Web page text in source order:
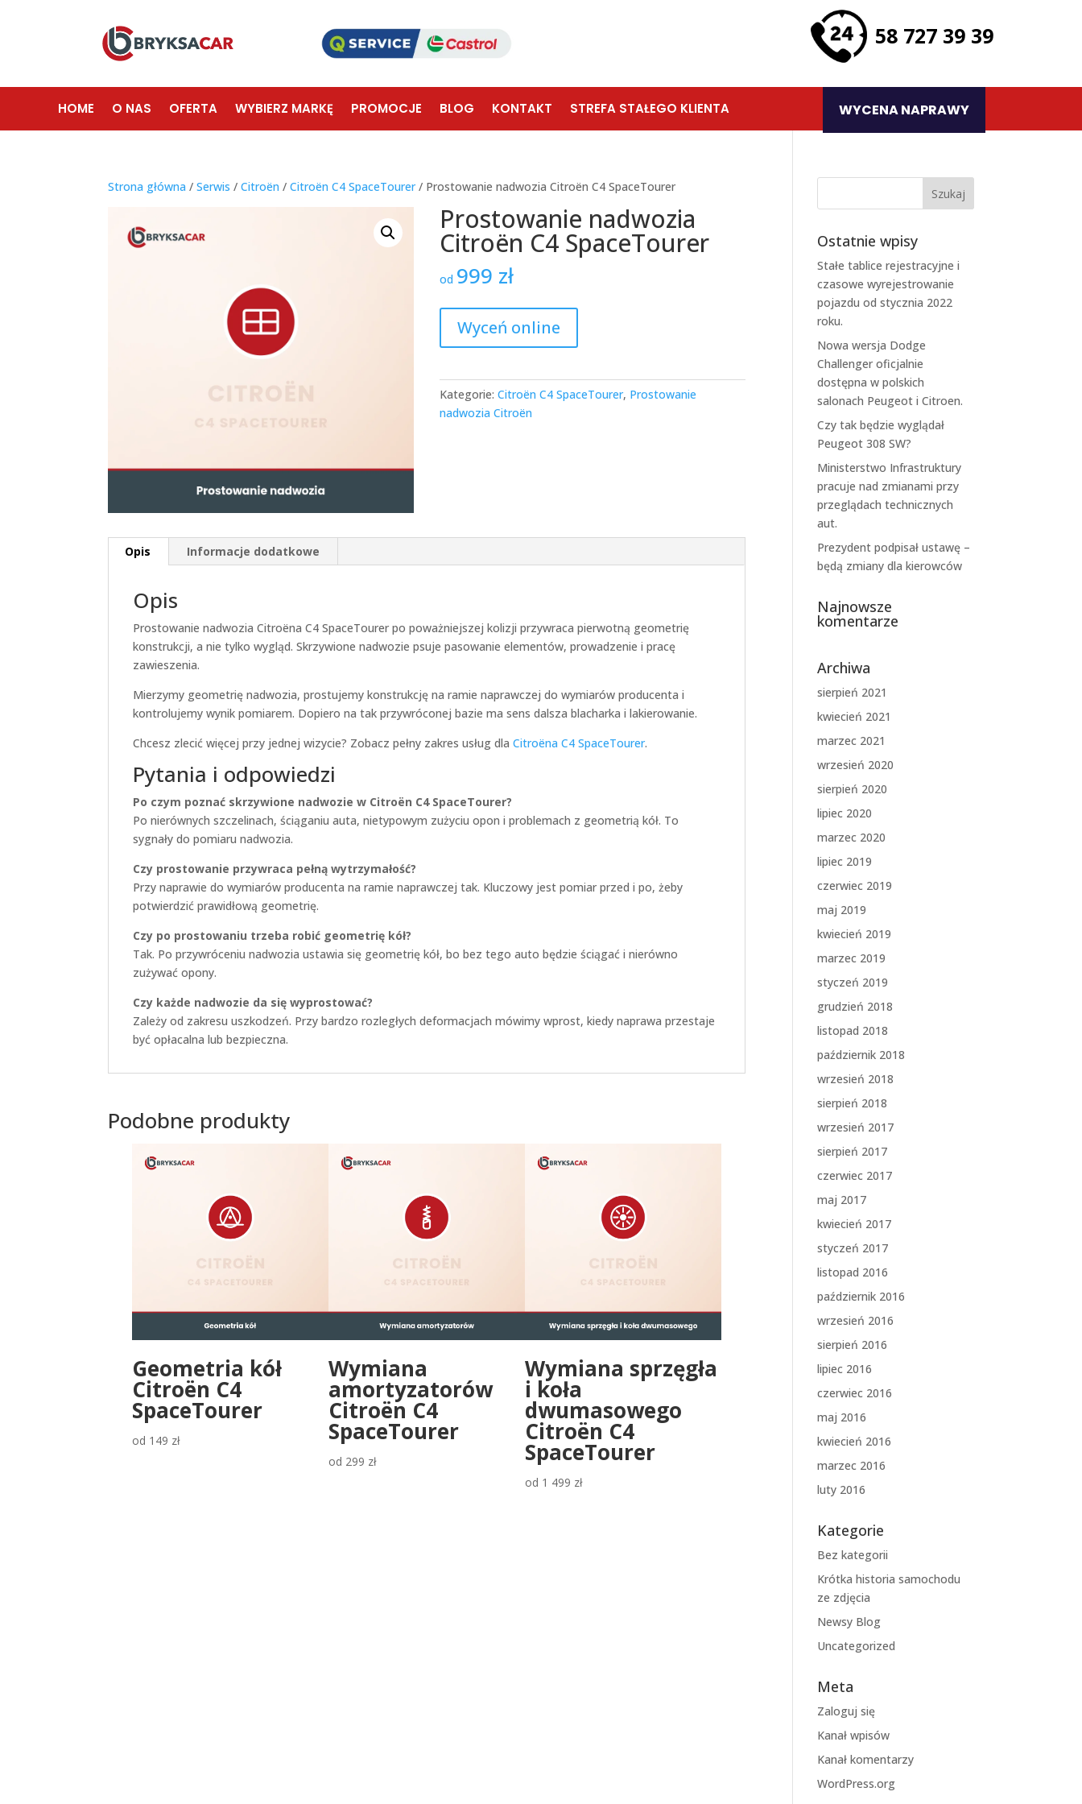
58 727 39 39
HOME O NAS OFERTA WYBIERZ MARKĘ PROMOCJE BLOG KONTAKT STREFA STAŁEGO KLIENTA WYCENA NAPRAWY
Strona główna /Serwis /Citroën /Citroën C4 SpaceTourer/ Prostowanie nadwozia Citroën C4 SpaceTourer
Prostowanie nadwozia
Citroën C4 SpaceTourer
od 999 zł
Wyceń online
Kategorie:Citroën C4 SpaceTourer, Prostowanie
nadwozia Citroën
Opis Informacje dodatkowe
Opis
Prostowanie nadwozia Citroëna C4 SpaceTourer po poważniejszej kolizji przywraca pierwotną geometrię
konstrukcji, a nie tylko wygląd. Skrzywione nadwozie psuje pasowanie elementów, prowadzenie i pracę
zawieszenia.
Mierzymy geometrię nadwozia, prostujemy konstrukcję na ramie naprawczej do wymiarów producenta i
kontrolujemy wynik pomiarem. Dopiero na tak przywróconej bazie ma sens dalsza blacharka i lakierowanie.
Chcesz zlecić więcej przy jednej wizycie? Zobacz pełny zakres usług dlaCitroëna C4 SpaceTourer.
Pytania i odpowiedzi
Po czym poznać skrzywione nadwozie w Citroën C4 SpaceTourer?
Po nierównych szczelinach, ściąganiu auta, nietypowym zużyciu opon i problemach z geometrią kół. To
sygnały do pomiaru nadwozia.
Czy prostowanie przywraca pełną wytrzymałość?
Przy naprawie do wymiarów producenta na ramie naprawczej tak. Kluczowy jest pomiar przed i po, żeby
potwierdzić prawidłową geometrię.
Czy po prostowaniu trzeba robić geometrię kół?
Tak. Po przywróceniu nadwozia ustawia się geometrię kół, bo bez tego auto będzie ściągać i nierówno
zużywać opony.
Czy każde nadwozie da się wyprostować?
Zależy od zakresu uszkodzeń. Przy bardzo rozległych deformacjach mówimy wprost, kiedy naprawa przestaje
być opłacalna lub bezpieczna.
Podobne produkty
Geometria kół
Citroën C4
SpaceTourer
od 149 zł
Wymiana
amortyzatorów
Citroën C4
SpaceTourer
od 299 zł
Wymiana sprzęgła
i koła
dwumasowego
Citroën C4
SpaceTourer
od 1 499 zł
Ostatnie wpisy
Stałe tablice rejestracyjne i
czasowe wyrejestrowanie
pojazdu od stycznia 2022
roku.
Nowa wersja Dodge
Challenger oficjalnie
dostępna w polskich
salonach Peugeot i Citroen.
Czy tak będzie wyglądał
Peugeot 308 SW?
Ministerstwo Infrastruktury
pracuje nad zmianami przy
przeglądach technicznych
aut.
Prezydent podpisał ustawę –
będą zmiany dla kierowców
Najnowsze
komentarze
Archiwa
sierpień 2021
kwiecień 2021
marzec 2021
wrzesień 2020
sierpień 2020
lipiec 2020
marzec 2020
lipiec 2019
czerwiec 2019
maj 2019
kwiecień 2019
marzec 2019
styczeń 2019
grudzień 2018
listopad 2018
październik 2018
wrzesień 2018
sierpień 2018
wrzesień 2017
sierpień 2017
czerwiec 2017
maj 2017
kwiecień 2017
styczeń 2017
listopad 2016
październik 2016
wrzesień 2016
sierpień 2016
lipiec 2016
czerwiec 2016
maj 2016
kwiecień 2016
marzec 2016
luty 2016
Kategorie
Bez kategorii
Krótka historia samochodu
ze zdjęcia
Newsy Blog
Uncategorized
Meta
Zaloguj się
Kanał wpisów
Kanał komentarzy
WordPress.org